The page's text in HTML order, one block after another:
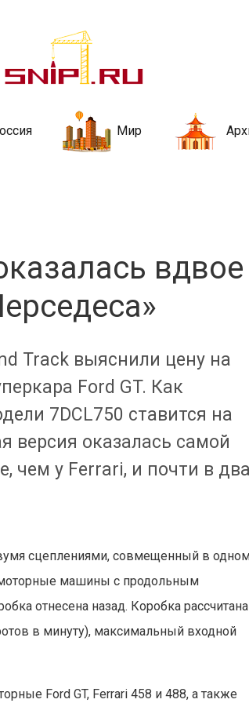
и
стройкой рубрики
Мир
вдвое
Track выяснили цену на
Ford GT. Как
7DCL750 ставится на
версия оказалась самой
чем у Ferrari, и почти в
сцеплениями, совмещенный в
машины с продольным
отнесена назад. Коробка рассчитана
в минуту), максимальный входной
Ford GT, Ferrari 458 и 488, а также